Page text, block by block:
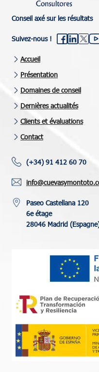
Conseil axé sur les résultats
Suivez-nous !
Accueil
Présentation
Domaines de conseil
Dernières actualités
Clients et évaluations
Contact
(+34) 91 412 60 70
Paseo Castellana 120
6e étage
28046 Madrid